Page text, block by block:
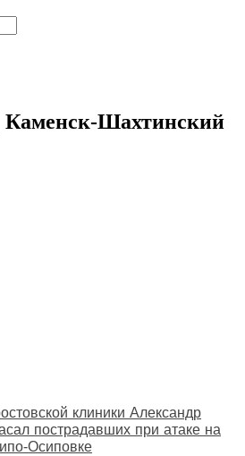
Каменск-Шахтинский
клиники Александр
пострадавших при атаке на